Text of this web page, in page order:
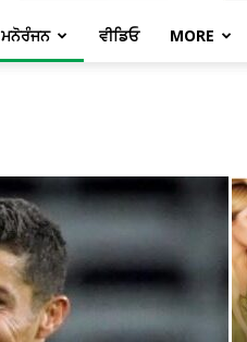
ਮਨੋਰੰਜਨ ਵੀਡਿਓ MORE